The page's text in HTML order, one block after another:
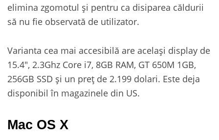
elimina zgomotul și pentru ca disiparea căldurii
să nu fie observată de utilizator.
Varianta cea mai accesibilă are același display de
15.4″, 2.3Ghz Core i7, 8GB RAM, GT 650M 1GB,
256GB SSD și un preț de 2.199 dolari. Este deja
disponibil în magazinele din US.
Mac OS X